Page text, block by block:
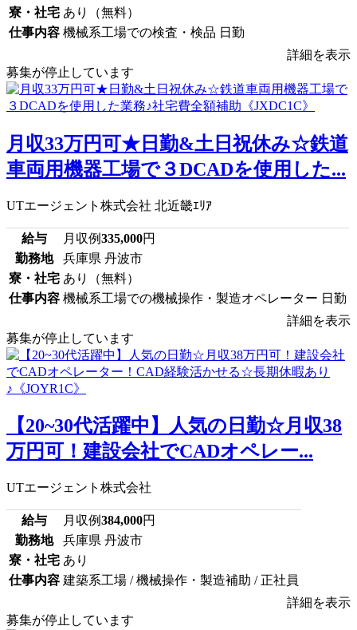
寮・社宅 あり（無料）
仕事内容 機械系工場での検査・検品 日勤
詳細を表示
募集が停止しています
月収33万円可★日勤&土日祝休み☆鉄道
車両用機器工場で３DCADを使用した...
UTエージェント株式会社 北近畿ｴﾘｱ
給与 月収例335,000円
勤務地
兵庫県 丹波市
寮・社宅 あり（無料）
仕事内容 機械系工場での機械操作・製造オペレーター 日勤
詳細を表示
募集が停止しています
【20~30代活躍中】人気の日勤☆月収38
万円可！建設会社でCADオペレー...
UTエージェント株式会社
給与 月収例384,000円
勤務地
兵庫県 丹波市
寮・社宅 あり
仕事内容 建築系工場 / 機械操作・製造補助 / 正社員
詳細を表示
募集が停止しています